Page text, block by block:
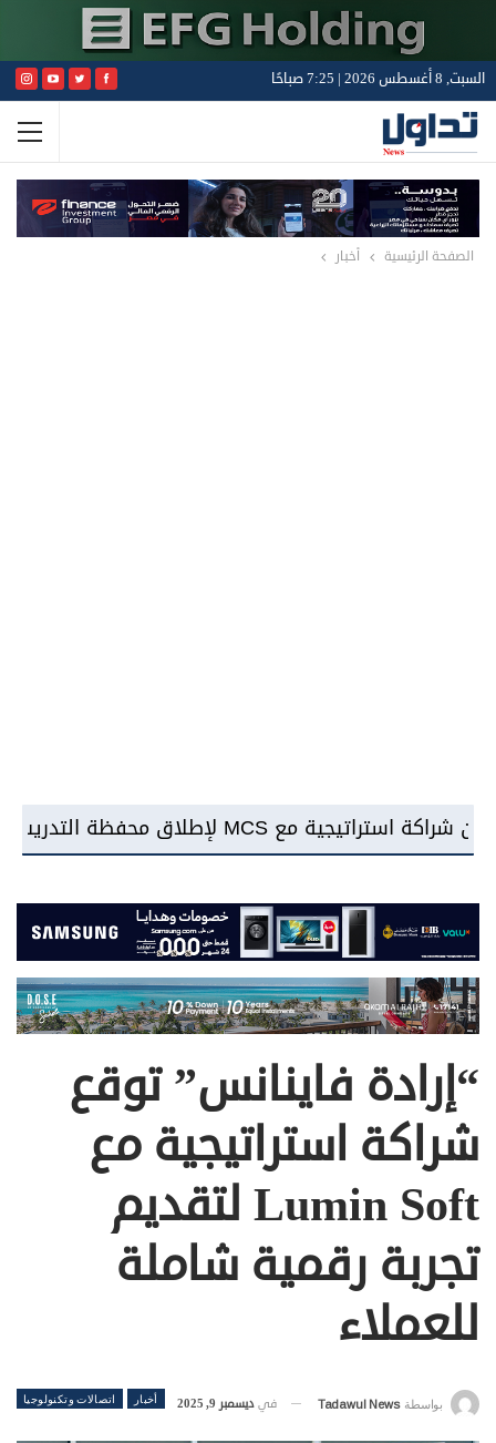
السبت, 8 أغسطس 2026 | 7:25 صباحًا
الصفحة الرئيسية أخبار
“إرادة فاينانس” توقع
شراكة استراتيجية مع
Lumin Soft لتقديم
تجربة رقمية شاملة
للعملاء
أخبار اتصالات وتكنولوجيا بواسطة Tadawul News في ديسمبر 9, 2025